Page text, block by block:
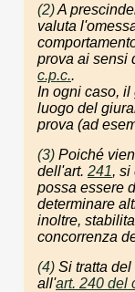
(2)A
valuta
prova ai sensi
c.p.c..
In ogni caso, il
luogo del
prova (ad
(3) Poiché
dell'art. 241, si
possa essere
determinare
inoltre,
concorrenza
(4) Si tratta del
all'art. 240 del